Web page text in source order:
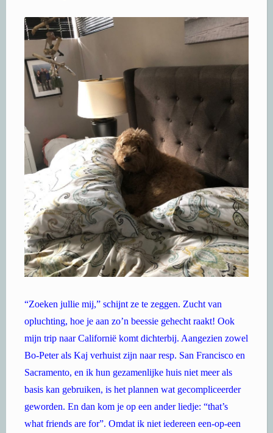
“Zoeken jullie mij,” schijnt ze te zeggen. Zucht van
opluchting, hoe je aan zo’n beessie gehecht raakt! Ook
mijn trip naar Californië komt dichterbij. Aangezien zowel
Bo-Peter als Kaj verhuist zijn naar resp. San Francisco en
Sacramento, en ik hun gezamenlijke huis niet meer als
basis kan gebruiken, is het plannen wat gecompliceerder
geworden. En dan kom je op een ander liedje: “that’s
what friends are for”. Omdat ik niet iedereen een-op-een